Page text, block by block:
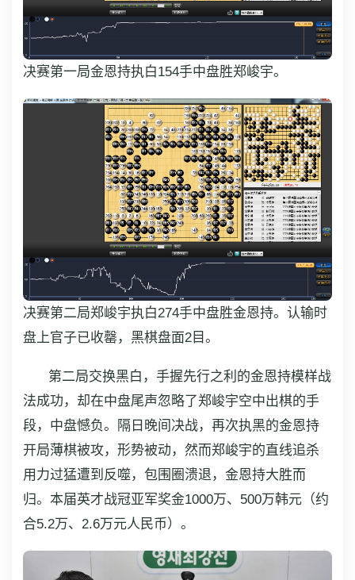
决赛第一局金恩持执白154手中盘胜郑峻宇。
决赛第二局郑峻宇执白274手中盘胜金恩持。认输时
盘上官子已收罄，黑棋盘面2目。
第二局交换黑白，手握先行之利的金恩持模样战
法成功，却在中盘尾声忽略了郑峻宇空中出棋的手
段，中盘憾负。隔日晚间决战，再次执黑的金恩持
开局薄棋被攻，形势被动，然而郑峻宇的直线追杀
用力过猛遭到反噬，包围圈溃退，金恩持大胜而
归。本届英才战冠亚军奖金1000万、500万韩元（约
合5.2万、2.6万元人民币）。